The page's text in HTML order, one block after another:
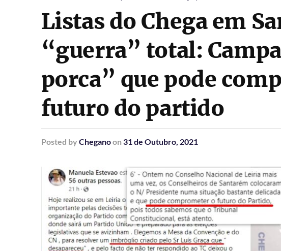
Listas do Chega em
“guerra” total:
porca” que pode
futuro do partido
Posted by Cheganoon 31 de Outubro, 2021